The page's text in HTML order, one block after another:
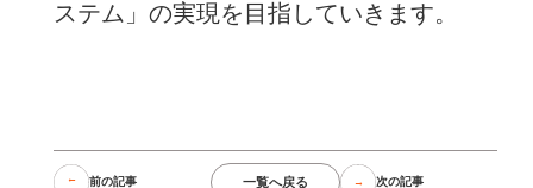
ステム」の実現を目指していきます。
前の記事 一覧へ戻る 次の記事